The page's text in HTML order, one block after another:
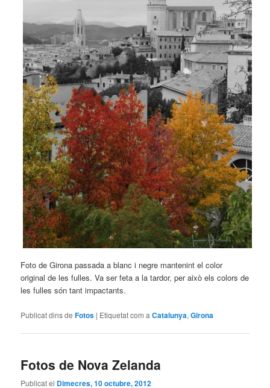
Foto de Girona passada a blanc i negre mantenint el color
original de les fulles. Va ser feta a la tardor, per això els colors de
les fulles són tant impactants.
Publicat dins de Fotos | Etiquetat com a Catalunya,Girona
Fotos de Nova Zelanda
Publicat el Dimecres, 10 octubre, 2012